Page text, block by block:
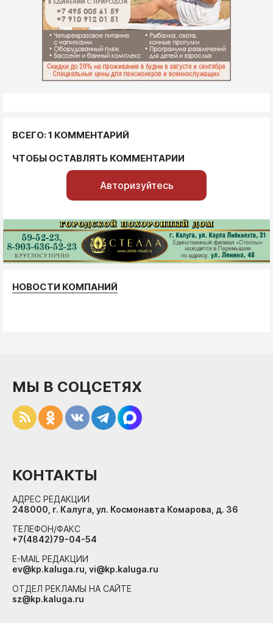
ВСЕГО: 1 КОММЕНТАРИЙ
ЧТОБЫ ОСТАВЛЯТЬ КОММЕНТАРИИ
Авторизуйтесь
НОВОСТИ КОМПАНИЙ
МЫ В СОЦСЕТЯХ
КОНТАКТЫ
АДРЕС РЕДАКЦИИ
248000, г. Калуга, ул. Космонавта Комарова, д. 36
ТЕЛЕФОН/ФАКС
+7(4842)79-04-54
E-MAIL РЕДАКЦИИ
ev@kp.kaluga.ru, vi@kp.kaluga.ru
ОТДЕЛ РЕКЛАМЫ НА САЙТЕ
sz@kp.kaluga.ru